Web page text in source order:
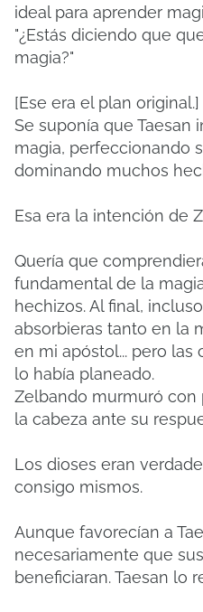
ideal para aprender
"¿Estás diciendo que
magia?"
[Ese era el plan original.]
Se suponía que Taesan
magia, perfeccionando
dominando muchos
Esa era la intención de
Quería que
fundamental de la
hechizos. Al final,
absorbieras tanto en la
en mi apóstol... pero las
lo había planeado.
Zelbando murmuró con
la cabeza ante su
Los dioses eran
consigo mismos.
Aunque favorecían a
necesariamente que
beneficiaran. Taesan lo